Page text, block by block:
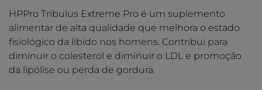
HPPro Tribulus Extreme Pro é um suplemento
alimentar de alta qualidade que melhora o estado
fisiológico da libido nos homens. Contribui para
diminuir o colesterol e diminuir o LDL e promoção
da lipólise ou perda de gordura.